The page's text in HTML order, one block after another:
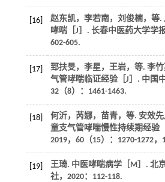
[16] 赵东凯，李若南，刘俊楠， 等.
哮喘［J］. 长春中医药大学学
602-605.
[17] 郅扶旻，李星，王岩， 等. 李
气管哮喘临证经验［J］. 中国
32（8）：1461-1463.
[18] 何沂，芮娜，苗青， 等. 安效
童支气管哮喘慢性持续期经验
2019， 60（15）：1270-1272，
[19] 王琦. 中医哮喘病学［M］. 北
社， 2020：112-118.